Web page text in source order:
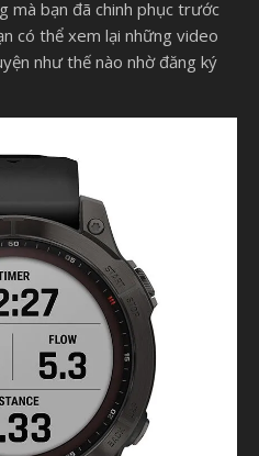
mà bạn đã chinh phục trước
có thể xem lại những video
như thế nào nhờ đăng ký